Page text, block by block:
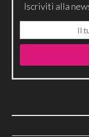
Iscriviti alla